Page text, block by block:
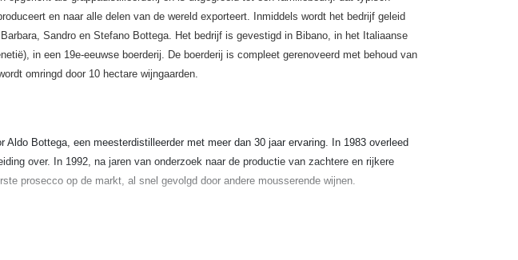
en naar alle delen van de wereld exporteert. Inmiddels wordt het bedrijf geleid
Sandro en Stefano Bottega. Het bedrijf is gevestigd in Bibano, in het Italiaanse
in een 19e-eeuwse boerderij. De boerderij is compleet gerenoveerd met behoud van
omringd door 10 hectare wijngaarden.
Aldo Bottega, een meesterdistilleerder met meer dan 30 jaar ervaring. In 1983 overleed
over. In 1992, na jaren van onderzoek naar de productie van zachtere en rijkere
prosecco op de markt, al snel gevolgd door andere mousserende wijnen.
onder haar hoede, waaronder Alexander, Bottega en Cellini. Bottega produceert en